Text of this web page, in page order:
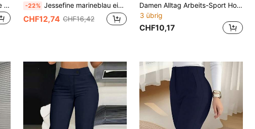
Damen Mode Casual Elegante Hose mit schrägen Taschen und Knopfdetails, geeignet für Pendeln im Frühling -22% Jessefine marineblau einfarbige Reißverschluss-Knopf-Anzughose mit geradem Bein, elegant für den Arbeitsweg, Büromode, vielseitig für Frühling und Sommer
CHF12,74 CHF16,42
Damen Alltag Arbeits-Sport Hose mit hoher Taille, Bauchkontrolle, Po-Lifting, Yoga Hose mit Taschen
3 übrig
CHF10,17